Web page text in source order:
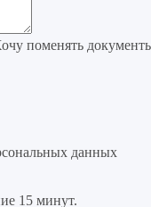
поменять
данных
15 минут.